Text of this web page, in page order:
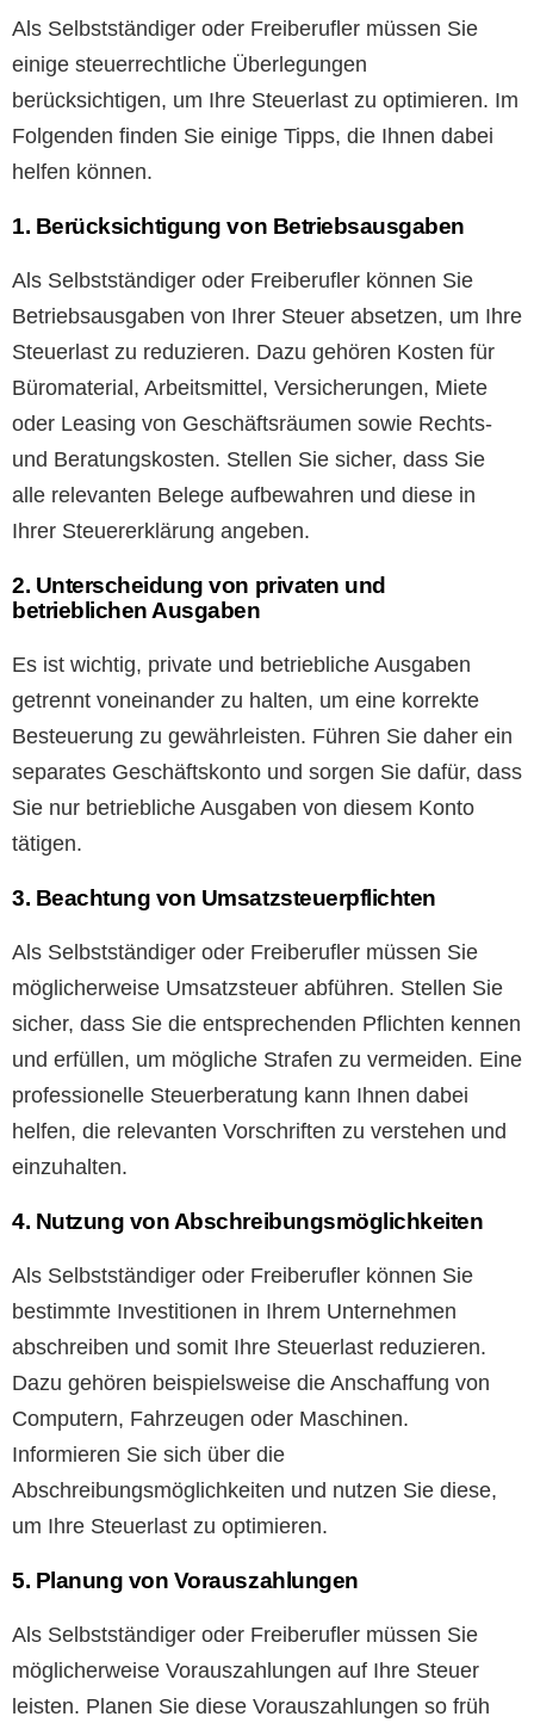
Als Selbstständiger oder Freiberufler müssen Sie
einige steuerrechtliche Überlegungen
berücksichtigen, um Ihre Steuerlast zu optimieren. Im
Folgenden finden Sie einige Tipps, die Ihnen dabei
helfen können.
1. Berücksichtigung von Betriebsausgaben
Als Selbstständiger oder Freiberufler können Sie
Betriebsausgaben von Ihrer Steuer absetzen, um Ihre
Steuerlast zu reduzieren. Dazu gehören Kosten für
Büromaterial, Arbeitsmittel, Versicherungen, Miete
oder Leasing von Geschäftsräumen sowie Rechts-
und Beratungskosten. Stellen Sie sicher, dass Sie
alle relevanten Belege aufbewahren und diese in
Ihrer Steuererklärung angeben.
2. Unterscheidung von privaten und
betrieblichen Ausgaben
Es ist wichtig, private und betriebliche Ausgaben
getrennt voneinander zu halten, um eine korrekte
Besteuerung zu gewährleisten. Führen Sie daher ein
separates Geschäftskonto und sorgen Sie dafür, dass
Sie nur betriebliche Ausgaben von diesem Konto
tätigen.
3. Beachtung von Umsatzsteuerpflichten
Als Selbstständiger oder Freiberufler müssen Sie
möglicherweise Umsatzsteuer abführen. Stellen Sie
sicher, dass Sie die entsprechenden Pflichten kennen
und erfüllen, um mögliche Strafen zu vermeiden. Eine
professionelle Steuerberatung kann Ihnen dabei
helfen, die relevanten Vorschriften zu verstehen und
einzuhalten.
4. Nutzung von Abschreibungsmöglichkeiten
Als Selbstständiger oder Freiberufler können Sie
bestimmte Investitionen in Ihrem Unternehmen
abschreiben und somit Ihre Steuerlast reduzieren.
Dazu gehören beispielsweise die Anschaffung von
Computern, Fahrzeugen oder Maschinen.
Informieren Sie sich über die
Abschreibungsmöglichkeiten und nutzen Sie diese,
um Ihre Steuerlast zu optimieren.
5. Planung von Vorauszahlungen
Als Selbstständiger oder Freiberufler müssen Sie
möglicherweise Vorauszahlungen auf Ihre Steuer
leisten. Planen Sie diese Vorauszahlungen so früh